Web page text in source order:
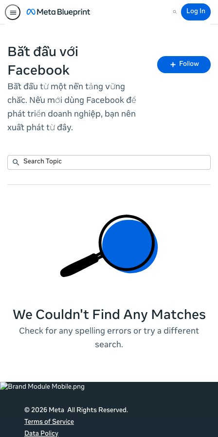
Search
Log In
Bắt đầu với
Facebook
Bắt đầu từ một nền tảng vững
chắc. Nếu mới dùng Facebook để
phát triển doanh nghiệp, bạn nên
xuất phát từ đây.
Follow
No
Search
Submit
We Couldn't Find Any Matches
Check for any spelling errors or try a different
search.
© 2026 Meta All Rights Reserved.
Terms of Service
Data Policy